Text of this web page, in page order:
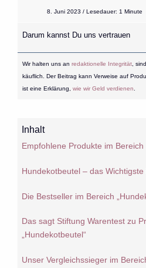
8. Juni 2023 / Lesedauer: 1 Minute
Darum kannst Du uns vertrauen
Wir halten uns an redaktionelle Integrität,
käuflich. Der Beitrag kann Verweise auf
ist eine Erklärung, wie wir Geld verdienen
Inhalt
Empfohlene Produkte im Bereich
Hundekotbeutel – das
Die Bestseller im Bereich
Das sagt Stiftung Warentest zu
„Hundekotbeutel“
Unser Vergleichssieger im